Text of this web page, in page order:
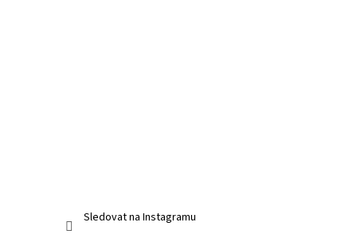
Sledovat na Instagramu